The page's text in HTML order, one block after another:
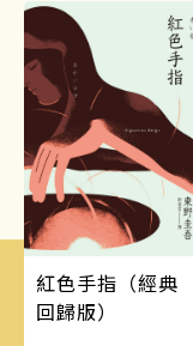
紅色手指（經典
回歸版）